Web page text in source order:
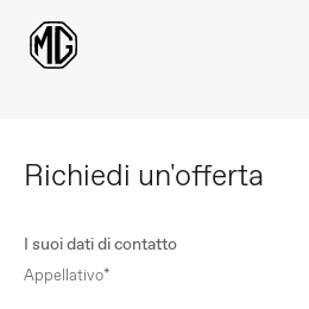
Richiedi un'offerta
I suoi dati di contatto
Appellativo*